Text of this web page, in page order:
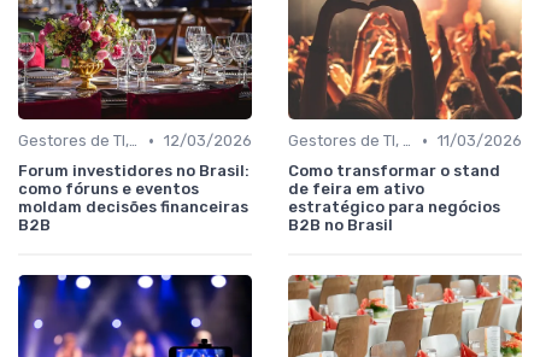
Gestores de TI, Inovação e Transformação Digital • 12/03/2026
Forum investidores no Brasil:
como fóruns e eventos
moldam decisões financeiras
B2B
Gestores de TI, Inovação e Transformação Digital • 11/03/2026
Como transformar o stand
de feira em ativo
estratégico para negócios
B2B no Brasil